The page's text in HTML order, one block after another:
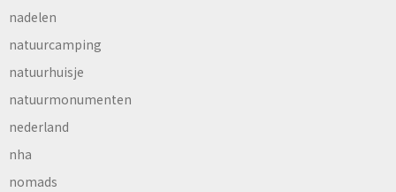
nadelen
natuurcamping
natuurhuisje
natuurmonumenten
nederland
nha
nomads